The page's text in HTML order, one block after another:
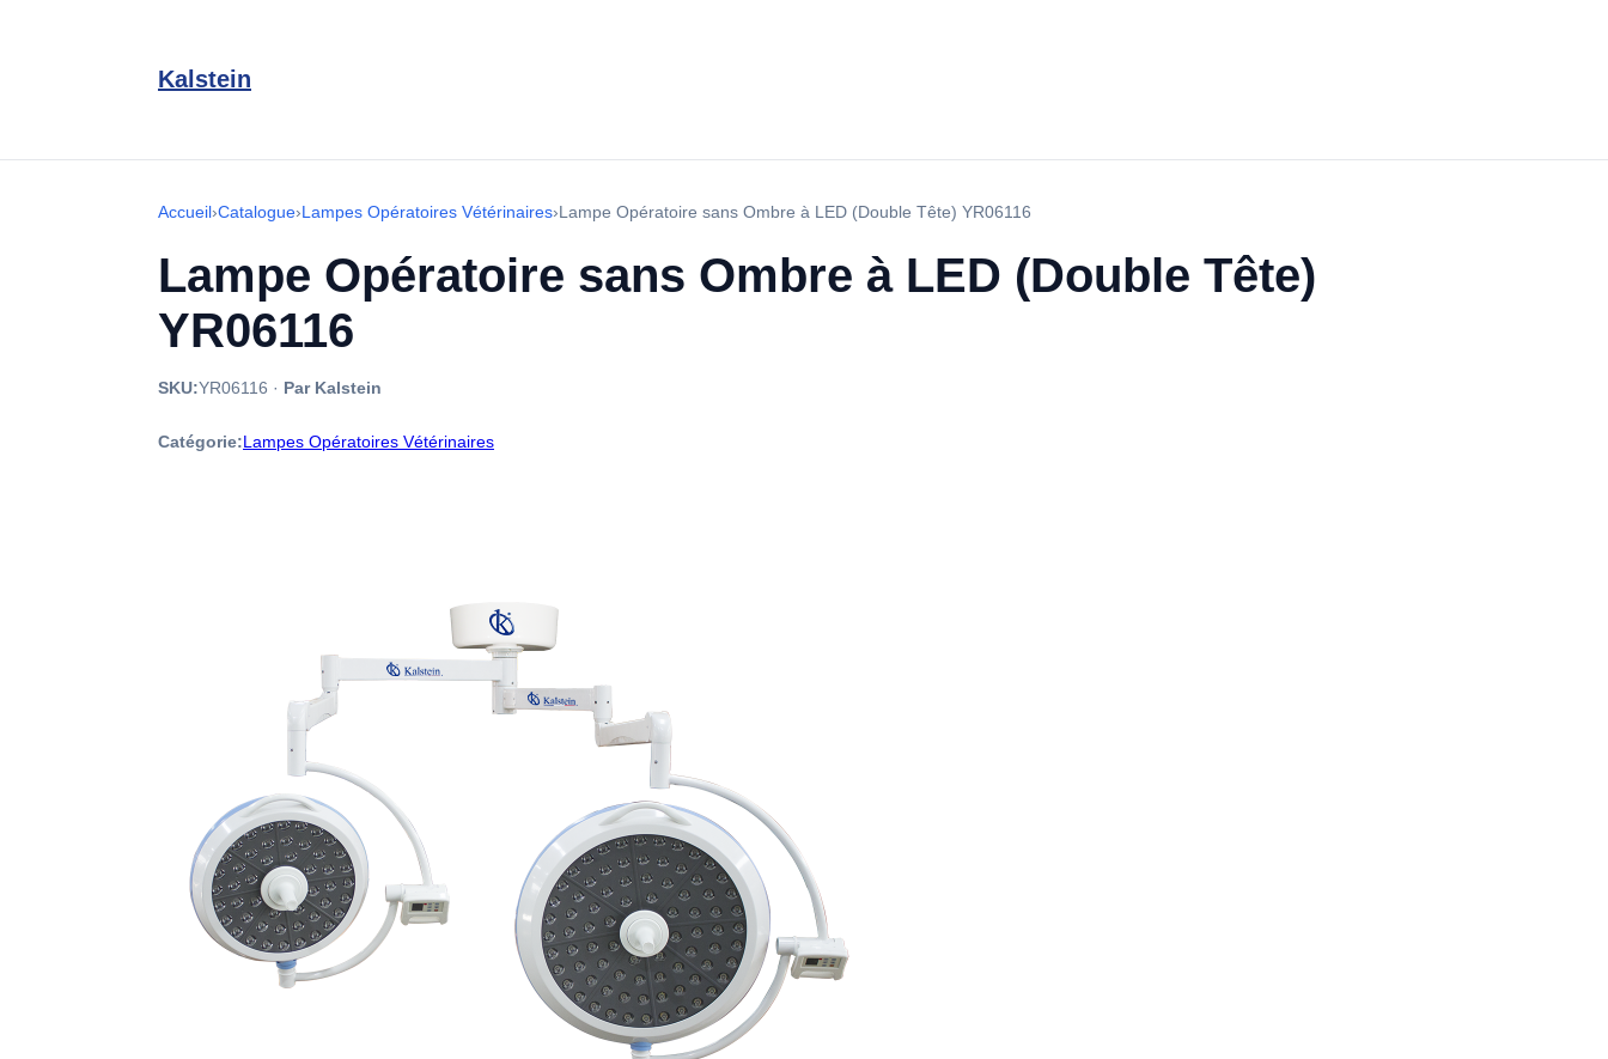
Kalstein
Accueil›Catalogue›Lampes Opératoires Vétérinaires›Lampe Opératoire sans Ombre à LED (Double Tête) YR06116
Lampe Opératoire sans Ombre à LED (Double Tête)
YR06116
SKU:YR06116 · Par Kalstein
Catégorie:Lampes Opératoires Vétérinaires